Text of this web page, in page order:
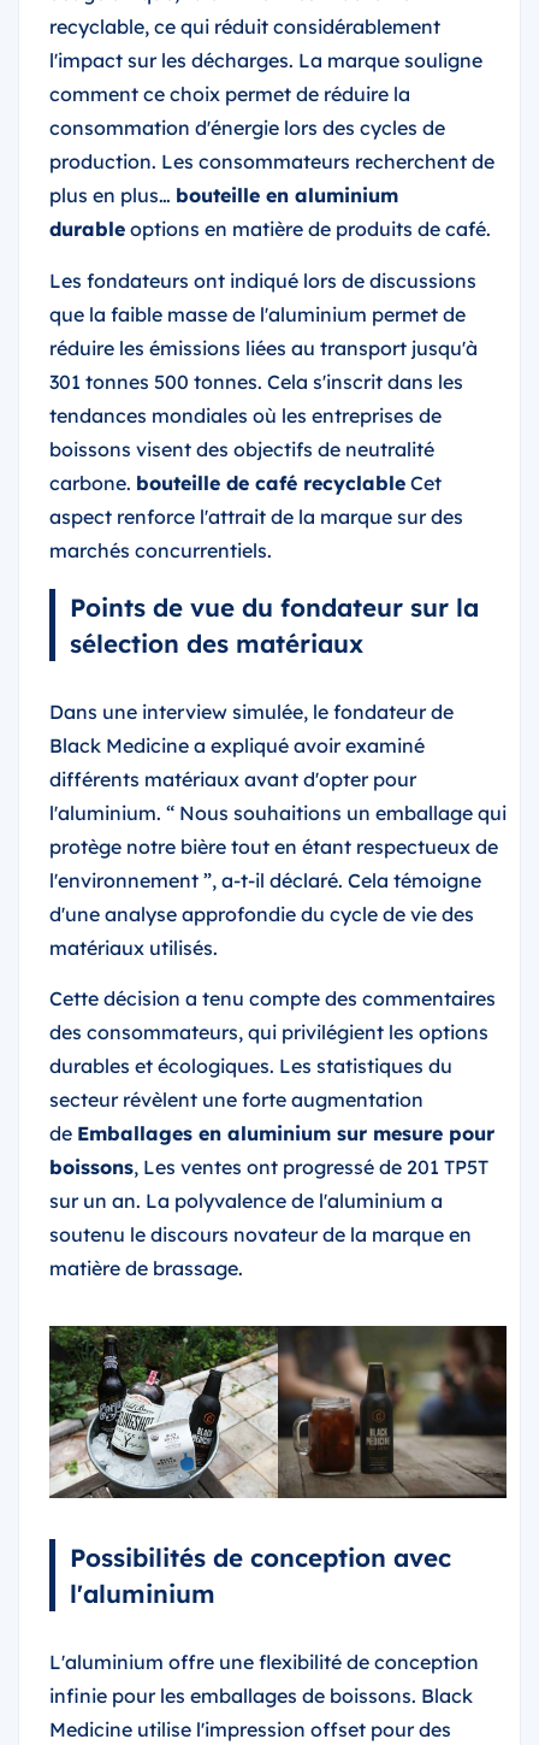
recyclable, ce qui réduit considérablement
l'impact sur les décharges. La marque souligne
comment ce choix permet de réduire la
consommation d'énergie lors des cycles de
production. Les consommateurs recherchent de
plus en plus… bouteille en aluminium
durable options en matière de produits de café.
Les fondateurs ont indiqué lors de discussions
que la faible masse de l'aluminium permet de
réduire les émissions liées au transport jusqu'à
301 tonnes 500 tonnes. Cela s'inscrit dans les
tendances mondiales où les entreprises de
boissons visent des objectifs de neutralité
carbone. bouteille de café recyclable Cet
aspect renforce l'attrait de la marque sur des
marchés concurrentiels.
Points de vue du fondateur sur la
sélection des matériaux
Dans une interview simulée, le fondateur de
Black Medicine a expliqué avoir examiné
différents matériaux avant d'opter pour
l'aluminium. “ Nous souhaitions un emballage qui
protège notre bière tout en étant respectueux de
l'environnement ”, a-t-il déclaré. Cela témoigne
d'une analyse approfondie du cycle de vie des
matériaux utilisés.
Cette décision a tenu compte des commentaires
des consommateurs, qui privilégient les options
durables et écologiques. Les statistiques du
secteur révèlent une forte augmentation
de Emballages en aluminium sur mesure pour
boissons, Les ventes ont progressé de 201 TP5T
sur un an. La polyvalence de l'aluminium a
soutenu le discours novateur de la marque en
matière de brassage.
Possibilités de conception avec
l'aluminium
L'aluminium offre une flexibilité de conception
infinie pour les emballages de boissons. Black
Medicine utilise l'impression offset pour des